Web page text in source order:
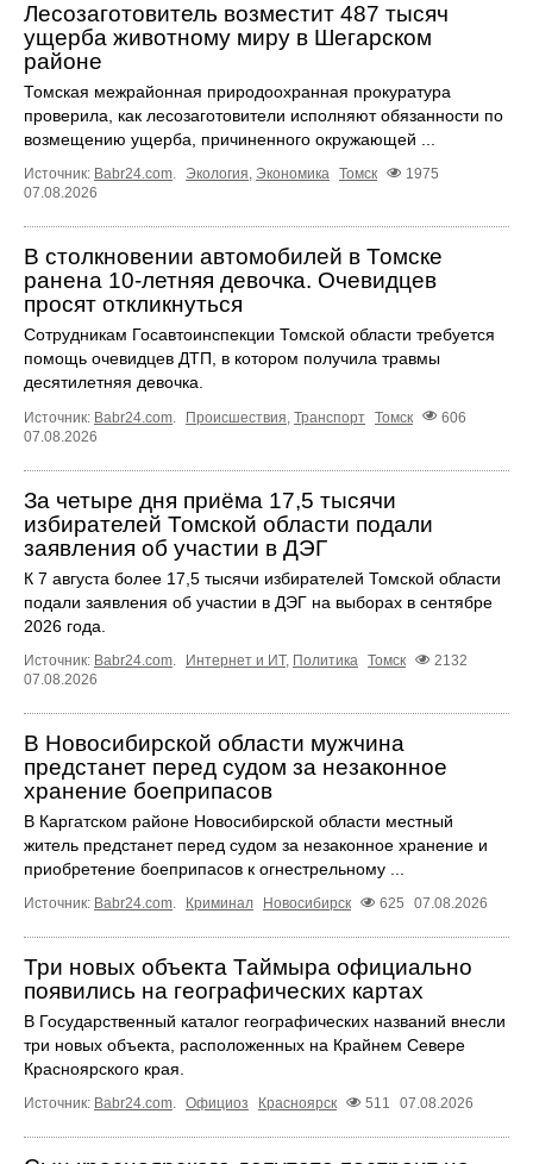
Лесозаготовитель возместит 487 тысяч
ущерба животному миру в Шегарском
районе
Томская межрайонная природоохранная прокуратура
проверила, как лесозаготовители исполняют обязанности по
возмещению ущерба, причиненного окружающей ...
Источник: Babr24.com. Экология, Экономика Томск
1975
07.08.2026
В столкновении автомобилей в Томске
ранена 10-летняя девочка. Очевидцев
просят откликнуться
Сотрудникам Госавтоинспекции Томской области требуется
помощь очевидцев ДТП, в котором получила травмы
десятилетняя девочка.
Источник: Babr24.com Происшествия Транспорт Томск
606
07.08.2026
За четыре дня приёма 17,5 тысячи
избирателей Томской области подали
заявления об участии в ДЭГ
К 7 августа более 17,5 тысячи избирателей Томской области
подали заявления об участии в ДЭГ на выборах в сентябре
2026 года.
Источник: Babr24.com Интернет и ИТ, Политика Томск
2132
07.08.2026
В Новосибирской области мужчина
предстанет перед судом за незаконное
хранение боеприпасов
В Каргатском районе Новосибирской области местный
житель предстанет перед судом за незаконное хранение и
приобретение боеприпасов к огнестрельному ...
Источник: Babr24.com Криминал Новосибирск 625 07.08.2026
Три новых объекта Таймыра официально
появились на географических картах
В Государственный каталог географических названий внесли
три новых объекта, расположенных на Крайнем Севере
Красноярского края.
Источник: Babr24.com. Официоз Красноярск 511 07.08.2026